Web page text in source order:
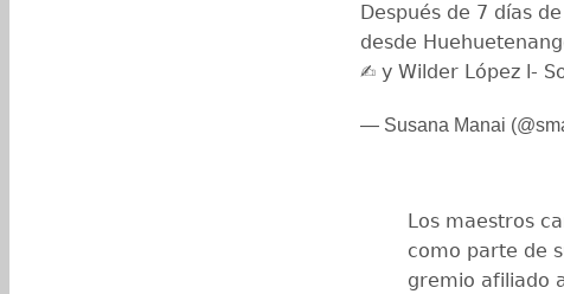
Después de 7 días
desde
✍️ y Wilder López l-
— Susana Manai
Los maestros
como parte de
gremio afiliado